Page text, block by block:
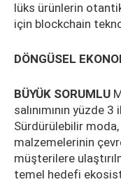
lüks ürünlerin
için blockchain
DÖNGÜSEL
BÜYÜK SORUMLU
salınımının yüzde
Sürdürülebilir
malzemelerinin
müşterilere
temel hedefi